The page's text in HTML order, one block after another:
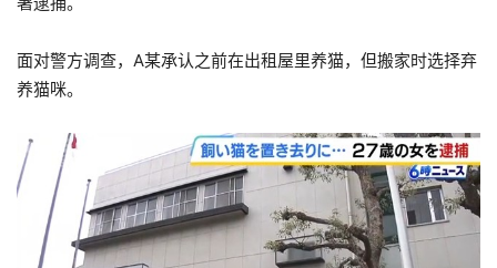
面对警方调查，A某承认之前在出租屋里养猫，但搬家时选择弃
养猫咪。